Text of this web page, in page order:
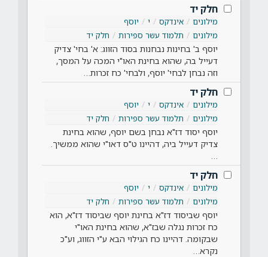
חלק יד
מילונים אינדקס י
יוסף
מילונים
תלמוד עשר ספירות חלק יד
יוסף ב' בחינות נבחנות בסוד הזווג: א' בחי' צדיק
דעייל בה, שהוא בחינת האו"י המכה על המסך,
וזה נבחן לבחי' יוסף, ולבחי' כח זכרות…
חלק יד
מילונים אינדקס י
יוסף
מילונים
תלמוד עשר ספירות חלק יד
יוסף יסוד דז"א נבחן בשם יוסף, שהוא בחינת
צדיק דעייל ביה, דהיינו ט"ס דאו"י שהוא ממשיך.
חלק יד
מילונים אינדקס י
יוסף
מילונים
תלמוד עשר ספירות חלק יד
יוסף שביסוד דז"א בחינת יוסף שביסוד דז"א, הוא
כח זכרות נגלה שבז"א, שהוא בחינת האו"י
שבקומה. דהיינו כח הגילוי הבא ע"י הזווג, וע"כ
נקרא…